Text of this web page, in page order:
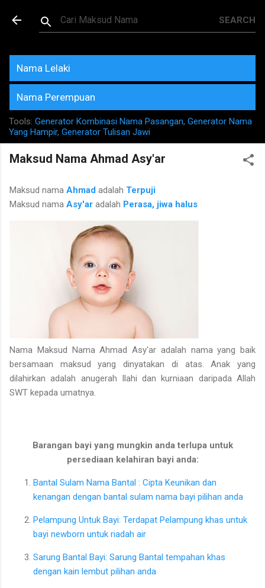
Skip to main content
Maksud dan Makna Nama
Rujukan Terkini
Nama Lelaki
Nama Perempuan
Tools: Generator Kombinasi Nama Pasangan, Generator Nama
Yang Hampir, Generator Tulisan Jawi
Maksud Nama Ahmad Asy'ar
Maksud nama Ahmad adalah Terpuji
Maksud nama Asy'ar adalah Perasa, jiwa halus
Nama Maksud Nama Ahmad Asy'ar adalah nama yang baik
bersamaan maksud yang dinyatakan di atas. Anak yang
dilahirkan adalah anugerah Ilahi dan kurniaan daripada Allah
SWT kepada umatnya.
Barangan bayi yang mungkin anda terlupa untuk
persediaan kelahiran bayi anda:
Bantal Sulam Nama Bantal : Cipta Keunikan dan
kenangan dengan bantal sulam nama bayi pilihan anda
Pelampung Untuk Bayi: Terdapat Pelampung khas untuk
bayi newborn untuk riadah air
Sarung Bantal Bayi: Sarung Bantal tempahan khas
dengan kain lembut pilihan anda